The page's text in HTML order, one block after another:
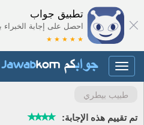
تطبيق جواب
احصل على إجابة
★ ★ ★ ★ ★
Toggle
navigation
طبيب بيطري
تم تقييم هذه الإجابة: